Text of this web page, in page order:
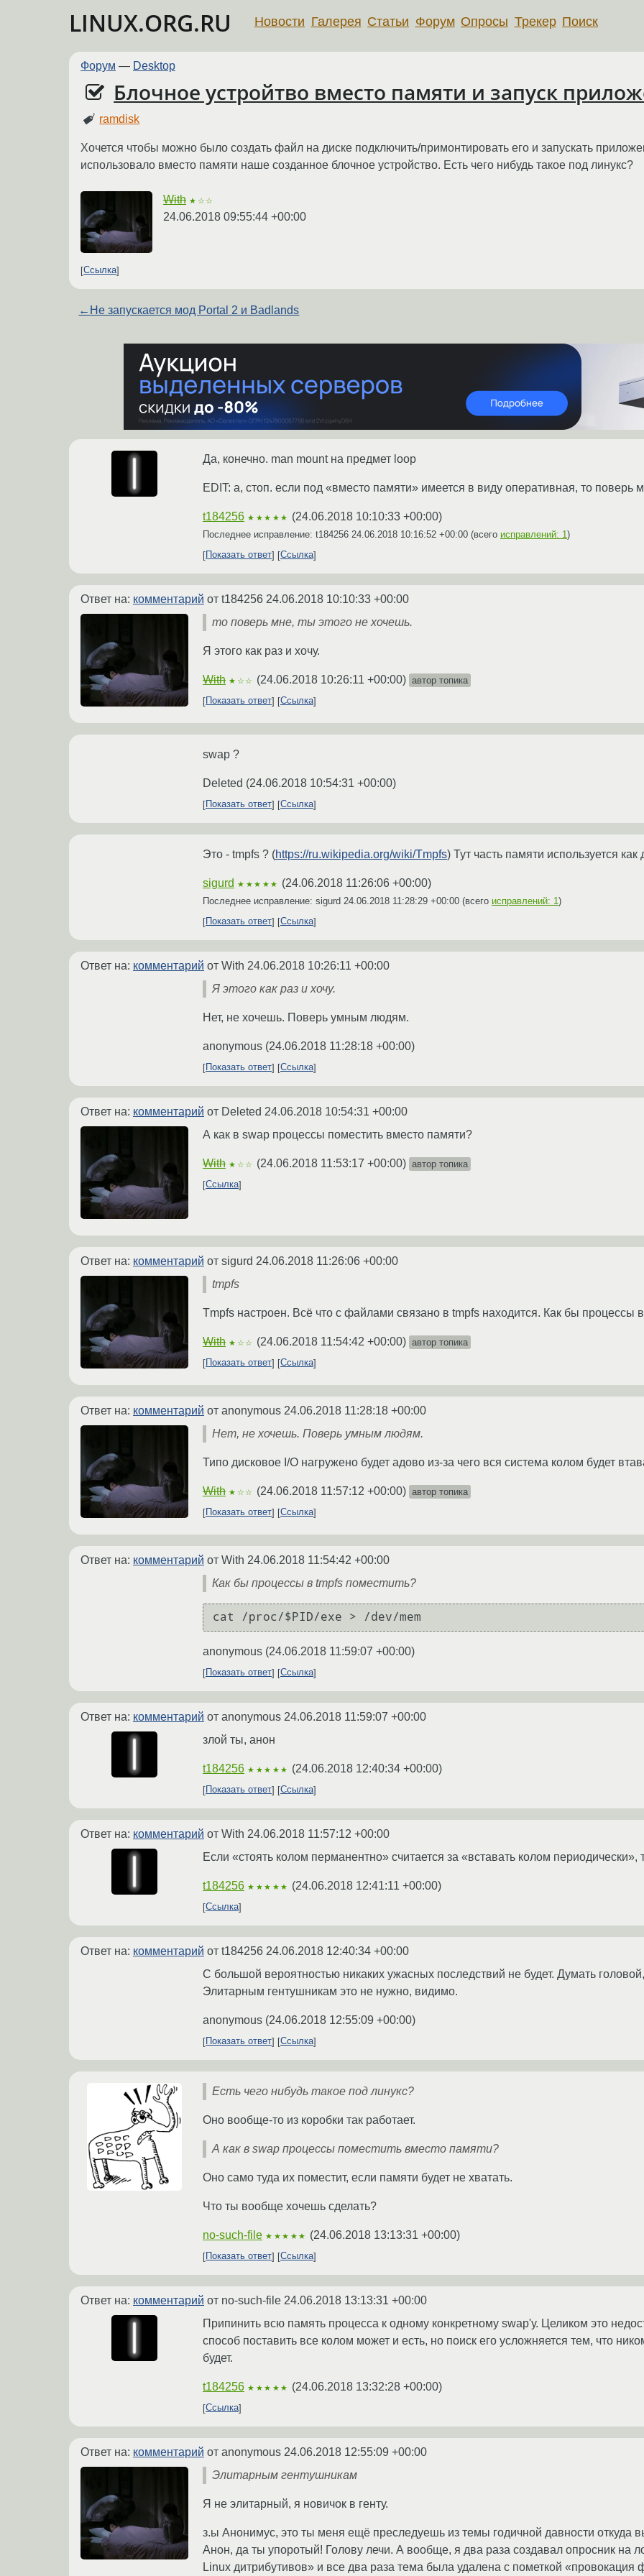
LINUX.ORG.RU Новости Галерея Статьи Форум Опросы Трекер Поиск
Форум — Desktop
Блочное устройтво вместо памяти и запуск
ramdisk
Хочется чтобы можно было создать файл на диске подключить/примонтировать его и запускать
использовало вместо памяти наше созданное блочное устройство. Есть чего нибудь такое под линукс?
With ★☆☆
24.06.2018 09:55:44 +00:00
Ссылка
← Не запускается мод Portal 2 и Badlands
Да, конечно. man mount на предмет loop
EDIT: а, стоп. если под «вместо памяти» имеется в виду оперативная, то поверь
t184256 ★★★★★ (24.06.2018 10:10:33 +00:00)
Последнее исправление: t184256 24.06.2018 10:16:52 +00:00 (всего исправлений: 1 )
Показать ответ
Ссылка
Ответ на: комментарий от t184256 24.06.2018 10:10:33 +00:00
то поверь мне, ты этого не хочешь.
Я этого как раз и хочу.
With ★☆☆ (24.06.2018 10:26:11 +00:00) автор топика
Показать ответ
Ссылка
swap ?
Deleted (24.06.2018 10:54:31 +00:00)
Показать ответ Ссылка
Это - tmpfs ? (https://ru.wikipedia.org/wiki/Tmpfs) Тут часть памяти используется
sigurd ★★★★★ (24.06.2018 11:26:06 +00:00)
Последнее исправление: sigurd 24.06.2018 11:28:29 +00:00 (всего исправлений: 1 )
Показать ответ
Ссылка
Ответ на: комментарий от With 24.06.2018 10:26:11 +00:00
Я этого как раз и хочу.
Нет, не хочешь. Поверь умным людям.
anonymous (24.06.2018 11:28:18 +00:00)
Показать ответ Ссылка
Ответ на: комментарий от Deleted 24.06.2018 10:54:31 +00:00
А как в swap процессы поместить вместо памяти?
With ★☆☆ (24.06.2018 11:53:17 +00:00) автор топика
Ссылка
Ответ на: комментарий от sigurd 24.06.2018 11:26:06 +00:00
tmpfs
Tmpfs настроен. Всё что с файлами связано в tmpfs находится. Как бы процессы
With ★☆☆ (24.06.2018 11:54:42 +00:00) автор топика
Показать ответ
Ссылка
Ответ на: комментарий от anonymous 24.06.2018 11:28:18 +00:00
Нет, не хочешь. Поверь умным людям.
Типо дисковое I/O нагружено будет адово из-за чего вся система колом будет
With ★☆☆ (24.06.2018 11:57:12 +00:00) автор топика
Показать ответ
Ссылка
Ответ на: комментарий от With 24.06.2018 11:54:42 +00:00
Как бы процессы в tmpfs поместить?
anonymous (24.06.2018 11:59:07 +00:00)
Показать ответ Ссылка
Ответ на: комментарий от anonymous 24.06.2018 11:59:07 +00:00
злой ты, анон
t184256 ★★★★★ (24.06.2018 12:40:34 +00:00)
Показать ответ Ссылка
Ответ на: комментарий от With 24.06.2018 11:57:12 +00:00
Если «стоять колом перманентно» считается за «вставать колом периодически»,
t184256 ★★★★★ (24.06.2018 12:41:11 +00:00)
Ссылка
Ответ на: комментарий от t184256 24.06.2018 12:40:34 +00:00
С большой вероятностью никаких ужасных последствий не будет. Думать
Элитарным гентушникам это не нужно, видимо.
anonymous (24.06.2018 12:55:09 +00:00)
Показать ответ Ссылка
Есть чего нибудь такое под линукс?
Оно вообще-то из коробки так работает.
А как в swap процессы поместить вместо памяти?
Оно само туда их поместит, если памяти будет не хватать.
Что ты вообще хочешь сделать?
no-such-file ★★★★★ (24.06.2018 13:13:31 +00:00)
Показать ответ Ссылка
Ответ на: комментарий от no-such-file 24.06.2018 13:13:31 +00:00
Припинить всю память процесса к одному конкретному swap'у. Целиком это
способ поставить все колом может и есть, но поиск его усложняется тем, что
будет.
t184256 ★★★★★ (24.06.2018 13:32:28 +00:00)
Ссылка
Ответ на: комментарий от anonymous 24.06.2018 12:55:09 +00:00
Элитарным гентушникам
Я не элитарный, я новичок в генту.
з.ы Анонимус, это ты меня ещё преследуешь из темы годичной давности откуда
Анон, да ты упоротый! Голову лечи. А вообще, я два раза создавал опросник на
Linux дитрибутивов» и все два раза тема была удалена с пометкой